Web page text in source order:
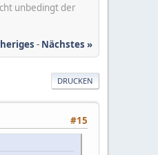
unbedingt der
- Nächstes »
DRUCKEN
#15